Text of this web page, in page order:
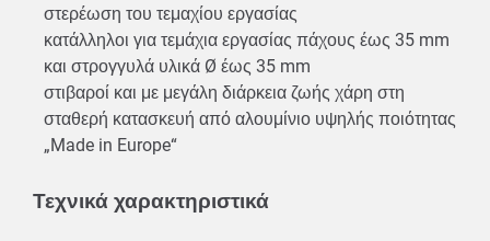
στερέωση του τεμαχίου εργασίας
κατάλληλοι για τεμάχια εργασίας πάχους έως 35 mm
και στρογγυλά υλικά Ø έως 35 mm
στιβαροί και με μεγάλη διάρκεια ζωής χάρη στη
σταθερή κατασκευή από αλουμίνιο υψηλής ποιότητας
„Made in Europe“
Τεχνικά χαρακτηριστικά